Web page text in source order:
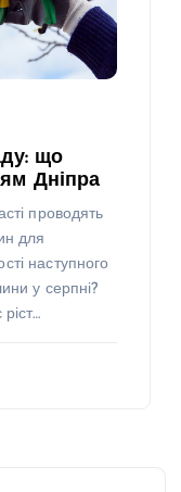
що
Дніпра
проводять
для
наступного
у серпні?